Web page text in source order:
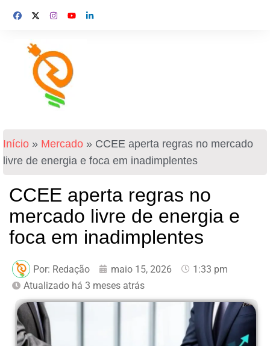
Início » Mercado » CCEE aperta regras no mercado
livre de energia e foca em inadimplentes
CCEE aperta regras no
mercado livre de energia e
foca em inadimplentes
Por: Redação maio 15, 2026
1:33 pm
Atualizado há 3 meses atrás